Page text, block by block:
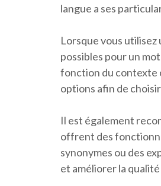
langue a ses
Lorsque vous
possibles pour un
fonction du contexte
options afin de
Il est également
offrent des
synonymes ou des
et améliorer la